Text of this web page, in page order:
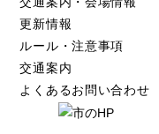
更新情報
ルール・注意事項
交通案内
よくあるお問い合わせ